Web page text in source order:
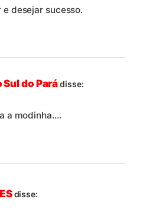
desejar sucesso.
do Parádisse:
a modinha….
disse: